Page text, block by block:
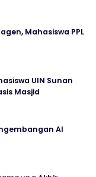
Mahasiswa PPL
UIN Sunan
Masjid
Al